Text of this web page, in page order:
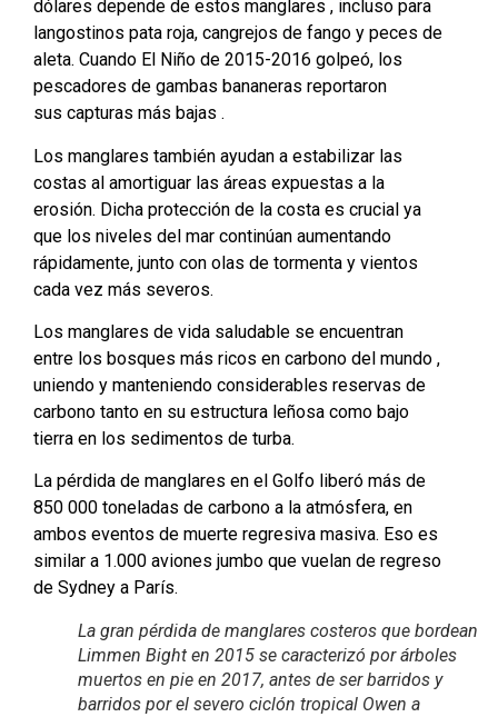
dólares depende de estos manglares , incluso para
langostinos pata roja, cangrejos de fango y peces de
aleta. Cuando El Niño de 2015-2016 golpeó, los
pescadores de gambas bananeras reportaron
sus capturas más bajas .
Los manglares también ayudan a estabilizar las
costas al amortiguar las áreas expuestas a la
erosión. Dicha protección de la costa es crucial ya
que los niveles del mar continúan aumentando
rápidamente, junto con olas de tormenta y vientos
cada vez más severos.
Los manglares de vida saludable se encuentran
entre los bosques más ricos en carbono del mundo ,
uniendo y manteniendo considerables reservas de
carbono tanto en su estructura leñosa como bajo
tierra en los sedimentos de turba.
La pérdida de manglares en el Golfo liberó más de
850 000 toneladas de carbono a la atmósfera, en
ambos eventos de muerte regresiva masiva. Eso es
similar a 1.000 aviones jumbo que vuelan de regreso
de Sydney a París.
La gran pérdida de manglares costeros que bordean
Limmen Bight en 2015 se caracterizó por árboles
muertos en pie en 2017, antes de ser barridos y
barridos por el severo ciclón tropical Owen a